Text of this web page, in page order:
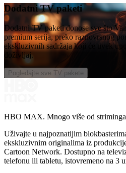
Dodatni TV paketi
Dodatni TV paketi donose sve što
premium serija, preko raznovrsnog
ekskluzivnih sadržaja koji će uvek
doživljaj.
Pogledajte sve TV pakete
HBO MAX. Mnogo više od
Uživajte u najpoznatijim
ekskluzivnim originalima iz
Cartoon Network. Dostupno na
telefonu ili tabletu, istovremeno na 3